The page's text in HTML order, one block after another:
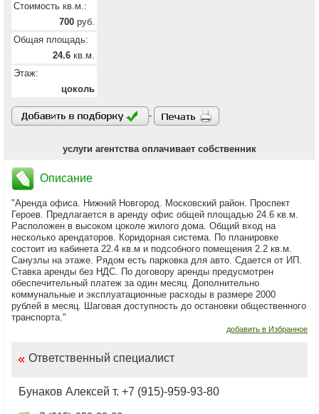
Стоимость кв.м.:
700 руб.
Общая площадь:
24.6 кв.м.
Этаж:
цоколь
услуги агентства оплачивает собственник
Описание
"Аренда офиса. Нижний Новгород. Московский район. Проспект
Героев. Предлагается в аренду офис общей площадью 24.6 кв.м.
Расположен в высоком цоколе жилого дома. Общий вход на
несколько арендаторов. Коридорная система. По планировке
состоит из кабинета 22.4 кв.м и подсобного помещения 2.2 кв.м.
Санузлы на этаже. Рядом есть парковка для авто. Сдается от ИП.
Ставка аренды без НДС. По договору аренды предусмотрен
обеспечительный платеж за один месяц. Дополнительно
коммунальные и эксплуатационные расходы в размере 2000
рублей в месяц. Шаговая доступность до остановки общественного
транспорта."
добавить в Избранное
Ответственный специалист
Бунаков Алексей т. +7 (915)-959-93-80